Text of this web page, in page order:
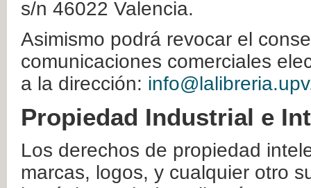
s/n 46022 Valencia.
Asimismo podrá revocar el
comunicaciones comerciales
a la dirección:
Propiedad Industrial e
Los derechos de propiedad
marcas, logos, y cualquier otro